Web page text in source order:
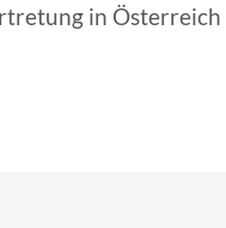
in Österreich